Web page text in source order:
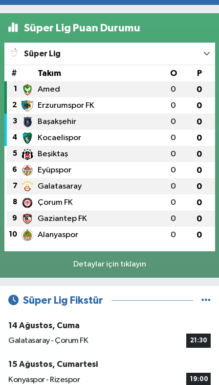
Süper Lig Puan Durumu
Süper Lig
# Takım O P
1 Amed 0 0
2 Erzurumspor FK 0 0
3 Başakşehir 0 0
4 Kocaelispor 0 0
5 Beşiktaş 0 0
6 Eyüpspor 0 0
7 Galatasaray 0 0
8 Çorum FK 0 0
9 Gaziantep FK 0 0
10 Alanyaspor 0 0
Detaylar için tıklayın
Süper Lig Fikstür
14 Ağustos, Cuma
Galatasaray - Çorum FK
21:30
15 Ağustos, Cumartesi
Konyaspor - Rizespor
19:00